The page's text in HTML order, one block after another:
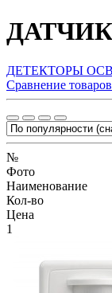
ДЕТЕКТОРЫ
Сравнение
№
Фото
Наименование
Кол-во
Цена
1